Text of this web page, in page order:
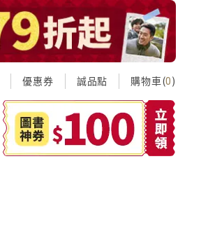
優惠券 誠品點 購物車(0)